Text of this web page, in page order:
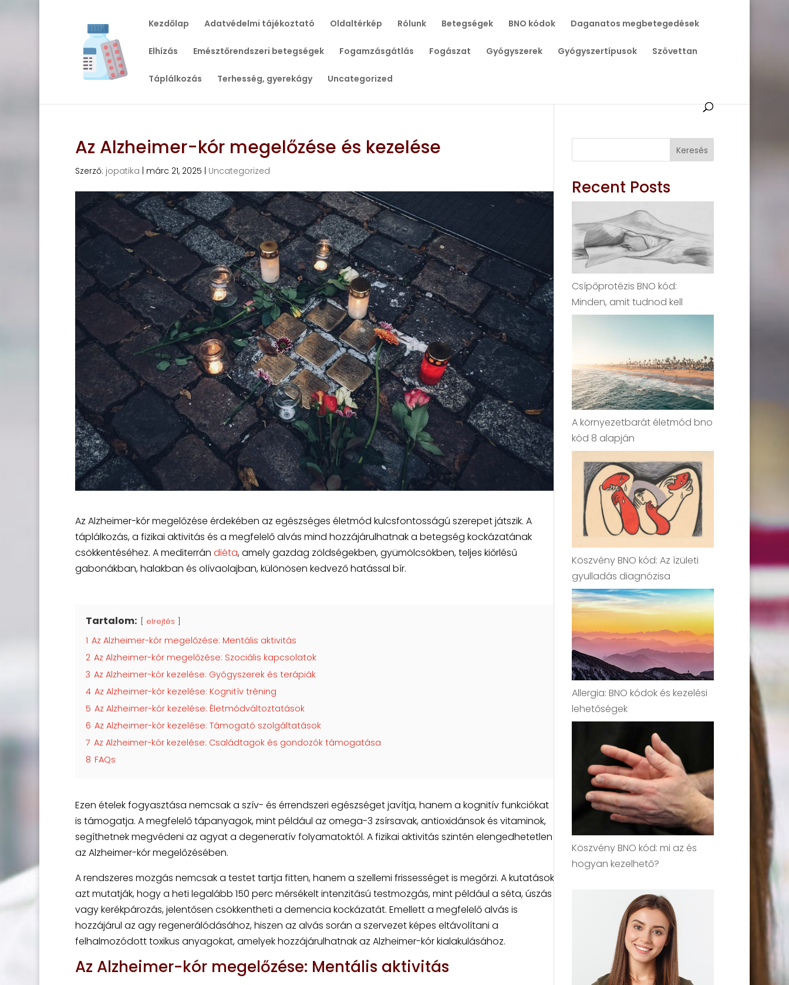
Kezdőlap Adatvédelmi tájékoztató Oldaltérkép Rólunk Betegségek BNO kódok Daganatos megbetegedések
Elhízás Emésztőrendszeri betegségek Fogamzásgátlás Fogászat Gyógyszerek Gyógyszertípusok Szövettan
Táplálkozás Terhesség, gyerekágy Uncategorized
Az Alzheimer-kór megelőzése és kezelése
Szerző: jopatika márc 21, 2025 Uncategorized
Az Alzheimer-kór megelőzése érdekében az egészséges életmód kulcsfontosságú szerepet játszik. A
táplálkozás, a fizikai aktivitás és a megfelelő alvás mind hozzájárulhatnak a betegség kockázatának
csökkentéséhez. A mediterrán diéta, amely gazdag zöldségekben, gyümölcsökben, teljes kiőrlésű
gabonákban, halakban és olívaolajban, különösen kedvező hatással bír.
Tartalom: elrejtés
1 Az Alzheimer-kór megelőzése: Mentális aktivitás
2 Az Alzheimer-kór megelőzése: Szociális kapcsolatok
3 Az Alzheimer-kór kezelése: Gyógyszerek és terápiák
4 Az Alzheimer-kór kezelése: Kognitív tréning
5 Az Alzheimer-kór kezelése: Életmódváltoztatások
6 Az Alzheimer-kór kezelése: Támogató szolgáltatások
7 Az Alzheimer-kór kezelése: Családtagok és gondozók támogatása
8 FAQs
Ezen ételek fogyasztása nemcsak a szív- és érrendszeri egészséget javítja, hanem a kognitív funkciókat
is támogatja. A megfelelő tápanyagok, mint például az omega-3 zsírsavak, antioxidánsok és vitaminok,
segíthetnek megvédeni az agyat a degeneratív folyamatoktól. A fizikai aktivitás szintén elengedhetetlen
az Alzheimer-kór megelőzésében.
A rendszeres mozgás nemcsak a testet tartja fitten, hanem a szellemi frissességet is megőrzi. A kutatások
azt mutatják, hogy a heti legalább 150 perc mérsékelt intenzitású testmozgás, mint például a séta, úszás
vagy kerékpározás, jelentősen csökkentheti a demencia kockázatát. Emellett a megfelelő alvás is
hozzájárul az agy regenerálódásához, hiszen az alvás során a szervezet képes eltávolítani a
felhalmozódott toxikus anyagokat, amelyek hozzájárulhatnak az Alzheimer-kór kialakulásához.
Az Alzheimer-kór megelőzése: Mentális aktivitás
Keresés
Recent Posts
Csípőprotézis BNO kód:
Minden, amit tudnod kell
A környezetbarát életmód bno
kód 8 alapján
Köszvény BNO kód: Az ízületi
gyulladás diagnózisa
Allergia: BNO kódok és kezelési
lehetőségek
Köszvény BNO kód: mi az és
hogyan kezelhető?